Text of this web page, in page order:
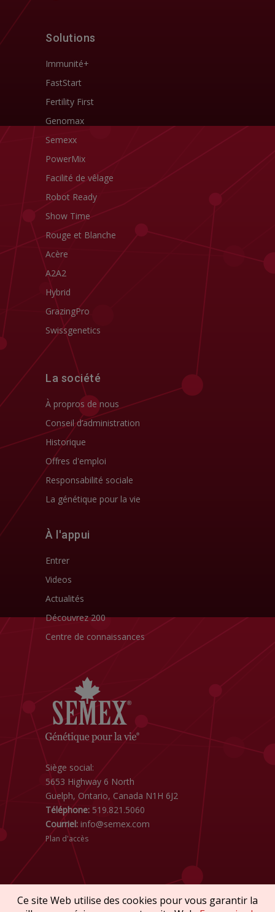
Solutions
Immunité+
FastStart
Fertility First
Genomax
Semexx
PowerMix
Facilité de vêlage
Robot Ready
Show Time
Rouge et Blanche
Acère
A2A2
Hybrid
GrazingPro
Swissgenetics
La société
À propros de nous
Conseil d’administration
Historique
Offres d'emploi
Responsabilité sociale
La génétique pour la vie
À l'appui
Entrer
Videos
Actualités
Découvrez 200
Centre de connaissances
Siège social:
5653 Highway 6 North
Guelph, Ontario, Canada N1H 6J2
Téléphone: 519.821.5060
Courriel: info@semex.com
Plan d'accès
Ce site Web utilise des cookies pour vous garantir la